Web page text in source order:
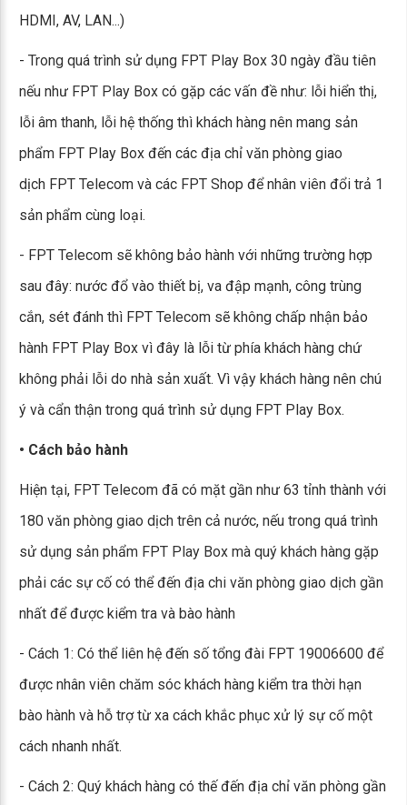
HDMI, AV, LAN...)
- Trong quá trình sử dụng FPT Play Box 30 ngày đầu tiên
nếu như FPT Play Box có gặp các vấn đề như: lỗi hiển thị,
lỗi âm thanh, lỗi hệ thống thì khách hàng nên mang sản
phẩm FPT Play Box đến các địa chỉ văn phòng giao
dịch FPT Telecom và các FPT Shop để nhân viên đổi trả 1
sản phẩm cùng loại.
- FPT Telecom sẽ không bảo hành với những trường hợp
sau đây: nước đổ vào thiết bị, va đập mạnh, công trùng
cắn, sét đánh thì FPT Telecom sẽ không chấp nhận bảo
hành FPT Play Box vì đây là lỗi từ phía khách hàng chứ
không phải lỗi do nhà sản xuất. Vì vậy khách hàng nên chú
ý và cẩn thận trong quá trình sử dụng FPT Play Box.
• Cách bảo hành
Hiện tại, FPT Telecom đã có mặt gần như 63 tỉnh thành với
180 văn phòng giao dịch trên cả nước, nếu trong quá trình
sử dụng sản phẩm FPT Play Box mà quý khách hàng gặp
phải các sự cố có thể đến địa chi văn phòng giao dịch gần
nhất để được kiểm tra và bào hành
- Cách 1: Có thể liên hệ đến số tổng đài FPT 19006600 để
được nhân viên chăm sóc khách hàng kiểm tra thời hạn
bào hành và hỗ trợ từ xa cách khắc phục xử lý sự cố một
cách nhanh nhất.
- Cách 2: Quý khách hàng có thế đến địa chỉ văn phòng gần